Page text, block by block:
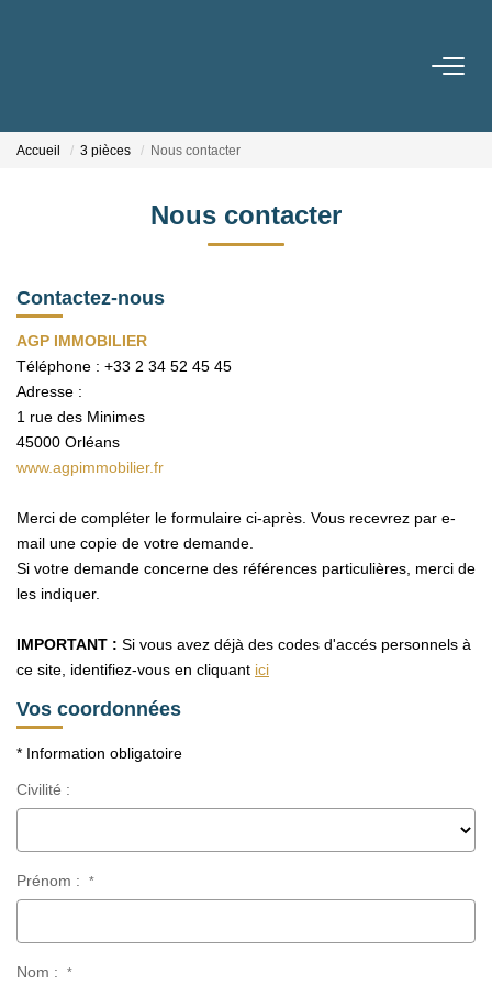
Estimer Votre Bien
NOUS REJOINDRE
Accueil 3 pièces Nous contacter
Nous contacter
Contactez-nous
AGP IMMOBILIER
Téléphone : +33 2 34 52 45 45
Adresse :
1 rue des Minimes
45000 Orléans
www.agpimmobilier.fr
Merci de compléter le formulaire ci-après. Vous recevrez par e-
mail une copie de votre demande.
Si votre demande concerne des références particulières, merci de
les indiquer.
IMPORTANT : Si vous avez déjà des codes d'accés personnels à
ce site, identifiez-vous en cliquant ici
Vos coordonnées
* Information obligatoire
Civilité :
Prénom : *
Nom : *